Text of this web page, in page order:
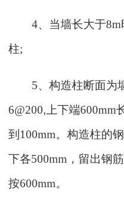
4、当墙长大于8m
柱;
5、构造柱断面为
6@200, 上下端600mm
到 100mm。构造柱的
下各500mm ，留出钢
按600mm。